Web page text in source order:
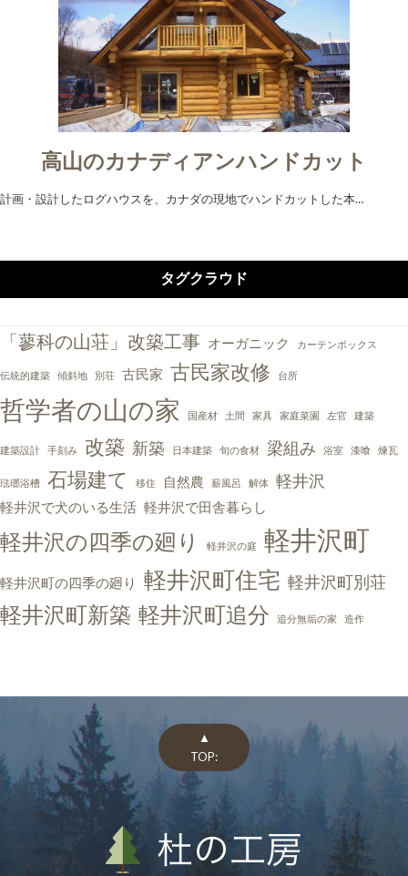
高山のカナディアンハンドカット
計画・設計したログハウスを、カナダの現地でハンドカットした本…
タグクラウド
「蓼科の山荘」改築工事 オーガニック カーテンボックス
伝統的建築 傾斜地 別荘 古民家 古民家改修 台所
哲学者の山の家 国産材 土間 家具 家庭菜園 左官 建築
建築設計 手刻み 改築 新築 日本建築 旬の食材 梁組み 浴室 漆喰 煉瓦
琺瑯浴槽 石場建て 移住 自然農 薪風呂 解体 軽井沢
軽井沢で犬のいる生活 軽井沢で田舎暮らし
軽井沢の四季の廻り 軽井沢の庭 軽井沢町
軽井沢町の四季の廻り 軽井沢町住宅 軽井沢町別荘
軽井沢町新築 軽井沢町追分 追分無垢の家 造作
▲
TOP: